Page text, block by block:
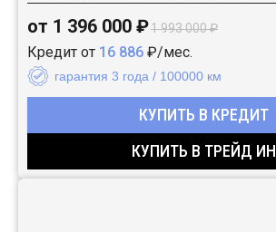
от 1 396 000 ₽1 993 000 ₽
Кредит от 16 886 ₽/мес.
гарантия 3 года / 100000 км
КУПИТЬ В КРЕДИТ
КУПИТЬ В ТРЕЙД ИН